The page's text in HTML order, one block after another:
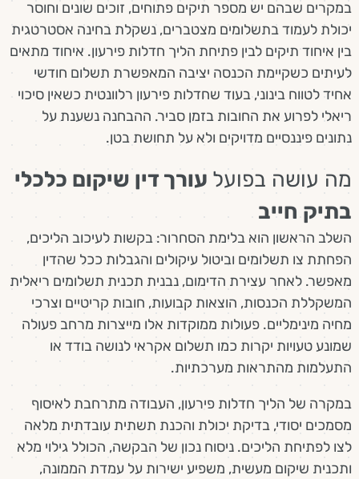
במקרים שבהם יש מספר תיקים פתוחים, זוכים שונים וחוסר
יכולת לעמוד בתשלומים מצטברים, נשקלת בחינה אסטרטגית
בין איחוד תיקים לבין פתיחת הליך חדלות פירעון. איחוד מתאים
לעיתים כשקיימת הכנסה יציבה המאפשרת תשלום חודשי
אחיד לטווח בינוני, בעוד שחדלות פירעון רלוונטית כשאין סיכוי
ריאלי לפרוע את החובות בזמן סביר. ההבחנה נשענת על
נתונים פיננסיים מדויקים ולא על תחושת בטן.
מה עושה בפועל עורך דין שיקום כלכלי
בתיק חייב
השלב הראשון הוא בלימת הסחרור: בקשות לעיכוב הליכים,
הפחתת צו תשלומים וביטול עיקולים והגבלות ככל שהדין
מאפשר. לאחר עצירת הדימום, נבנית תכנית תשלומים ריאלית
המשקללת הכנסות, הוצאות קבועות, חובות קריטיים וצרכי
מחיה מינימליים. פעולות ממוקדות אלו מייצרות מרחב פעולה
שמונע טעויות יקרות כמו תשלום אקראי לנושה בודד או
התעלמות מהתראות מערכתיות.
במקרה של הליך חדלות פירעון, העבודה מתרחבת לאיסוף
מסמכים יסודי, בדיקת יכולת והכנת תשתית עובדתית מלאה
לצו לפתיחת הליכים. ניסוח נכון של הבקשה, הכולל גילוי מלא
ותכנית שיקום מעשית, משפיע ישירות על עמדת הממונה,